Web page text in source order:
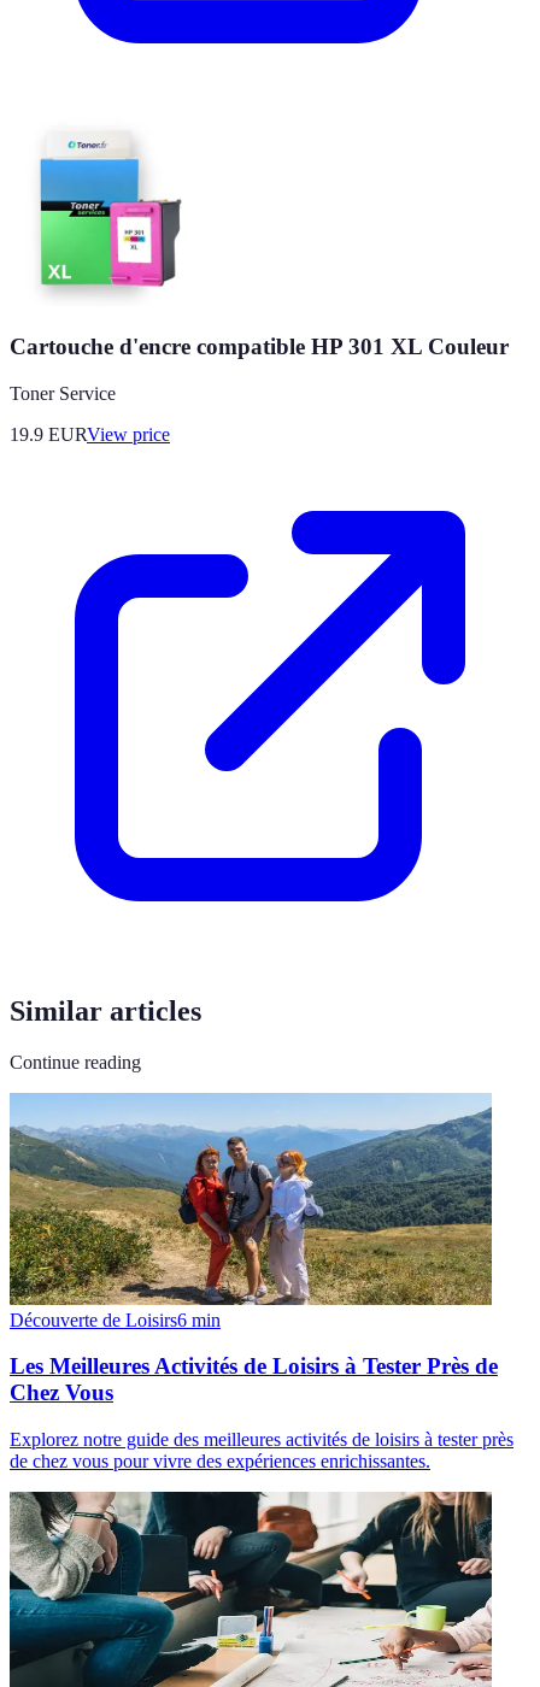
Cartouche d'encre compatible HP 301 XL Couleur
Toner Service
19.9 EURView price
Similar articles
Continue reading
Découverte de Loisirs6 min
Les Meilleures Activités de Loisirs à Tester Près de
Chez Vous
Explorez notre guide des meilleures activités de loisirs à tester près
de chez vous pour vivre des expériences enrichissantes.